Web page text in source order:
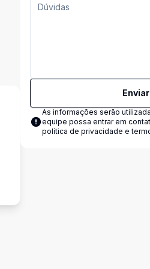
Enviar
As informações serão
equipe possa entrar em
política de privacidade e